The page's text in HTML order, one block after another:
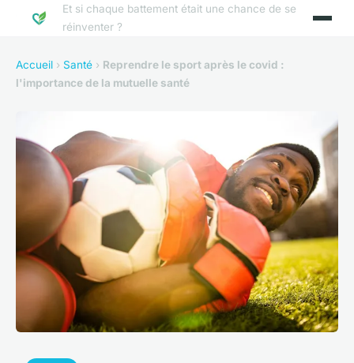
Et si chaque battement était une chance de se
réinventer ?
Accueil › Santé › Reprendre le sport après le covid :
l'importance de la mutuelle santé